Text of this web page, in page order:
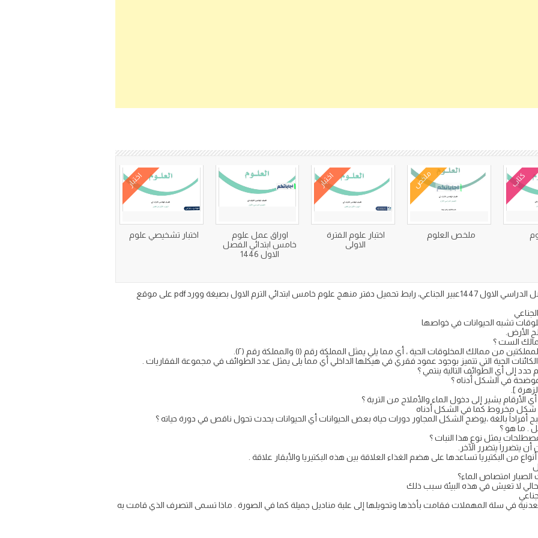
كتاب ملخص
ملخص العلوم
اختبار
اختبار علوم الفترة
الاولى
اوراق عمل علوم
خامس ابتدائي الفصل
الاول 1446
اختبار
اختبار تشخيصي علوم
دفتر مادة العلوم للصف الخامس إبتدائي الفصل الدراسي الاول 1447عبير الجناعي، رابط تحميل دفتر منهج علوم خامس ابتدائي الترم الاول بصيغة وورد pdf على موقع
تشبه الحيوانات في خواصها
الأرض.
الست ؟
ممالك المخلوقات الحية ، أي مما يلي يمثل المملكة رقم (۱) والمملكة رقم (۲).
الحية التي تتميز بوجود عمود فقري في هيكلها الداخلي أي مما يلى يمثل عدد الطوائف في مجموعة الفقاريات .
إلى أي الطوائف التالية ينتمي ؟
في الشكل أدناه ؟
].
الأرقام يشير إلى دخول الماء والأملاح من التربة ؟
شكل مخروط كما في الشكل أدناه
أفراداً بالغة ،يوضح الشكل المجاور دورات حياة بعض الحيوانات أي الحيوانات يحدث تحول ناقص في دورة حياته ؟
. ما هو ؟
يمثل نوع هذا النبات ؟
يتضررا يتضرر الآخر.
من البكتيريا تساعدها على هضم الغذاء العلاقة بين هذه البكتيريا والأبقار علاقة .
الصبار امتصاص الماء؟
لا تعيش في هذه البيئة سبب ذلك
في سلة المهملات فقامت بأخذها وتحويلها إلى علبة مناديل جميلة كما في الصورة . ماذا تسمى التصرف الذي قامت به